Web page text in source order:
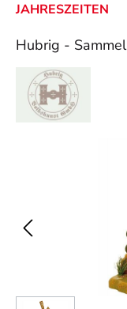
JAHRESZEITEN
Hubrig -
Bildergalerie